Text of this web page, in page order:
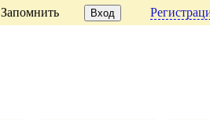
Запомнить